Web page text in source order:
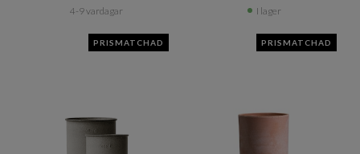
4-9 vardagar I lager
PRISMATCHAD PRISMATCHAD